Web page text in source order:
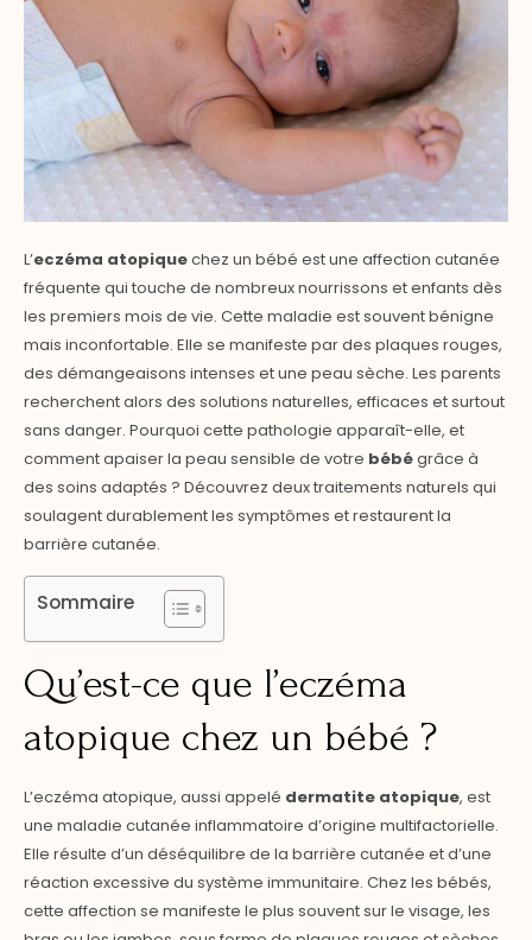
L’eczéma atopiquechez un bébé est une affection cutanée
fréquente qui touche de nombreux nourrissons et enfants dès
les premiers mois de vie. Cette maladie est souvent bénigne
mais inconfortable. Elle se manifeste par des plaques rouges,
des démangeaisons intenses et une peau sèche. Les parents
recherchent alors des solutions naturelles, efficaces et surtout
sans danger. Pourquoi cette pathologie apparaît-elle, et
comment apaiser la peau sensible de votre bébégrâce à
des soins adaptés ? Découvrez deux traitements naturels qui
soulagent durablement les symptômes et restaurent la
barrière cutanée.
Sommaire
Qu’est-ce que l’eczéma
atopique chez un bébé ?
L’eczéma atopique, aussi appelé dermatite atopique, est
une maladie cutanée inflammatoire d’origine multifactorielle.
Elle résulte d’un déséquilibre de la barrière cutanée et d’une
réaction excessive du système immunitaire. Chez les bébés,
cette affection se manifeste le plus souvent sur le visage, les